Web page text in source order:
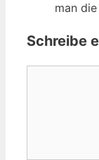
man
Schreibe